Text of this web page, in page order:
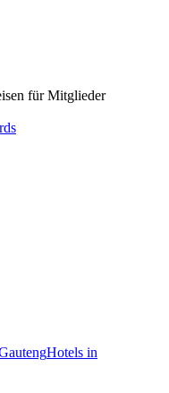
für Mitglieder
Hotels in